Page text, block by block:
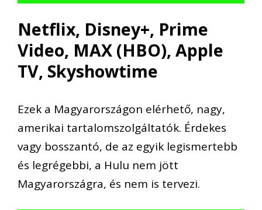
Netflix, Disney+, Prime
Video, MAX (HBO), Apple
TV, Skyshowtime
Ezek a Magyarországon elérhető, nagy,
amerikai tartalomszolgáltatók. Érdekes
vagy bosszantó, de az egyik legismertebb
és legrégebbi, a Hulu nem jött
Magyarországra, és nem is tervezi.